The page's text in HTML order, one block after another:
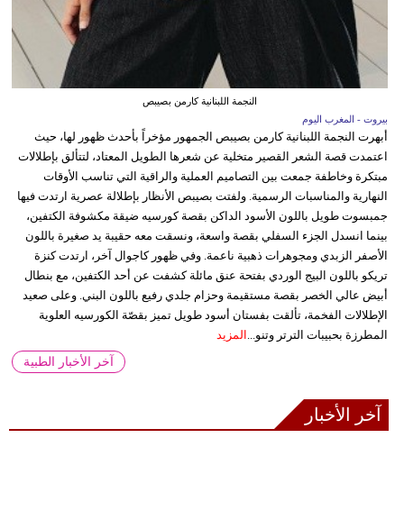
النجمة اللبنانية كارمن بصيبص
بيروت - المغرب اليوم
أبهرت النجمة اللبنانية كارمن بصيبص الجمهور مؤخراً بأحدث ظهور لها، حيث
اعتمدت قصة الشعر القصير متخلية عن شعرها الطويل المعتاد، لتتألق بإطلالات
مبتكرة وخاطفة جمعت بين التصاميم العملية والراقية التي تناسب الأوقات
النهارية والمناسبات الرسمية. ولفتت بصيبص الأنظار بإطلالة عصرية ارتدت فيها
جمبسوت طويل باللون الأسود الداكن بقصة كورسيه ضيقة مكشوفة الكتفين،
بينما انسدل الجزء السفلي بقصة واسعة، ونسقت معه حقيبة يد صغيرة باللون
الأصفر الزبدي ومجوهرات ذهبية ناعمة. وفي ظهور كاجوال آخر، ارتدت كنزة
تريكو باللون البيج الوردي بفتحة عنق مائلة كشفت عن أحد الكتفين، مع بنطال
أبيض عالي الخصر بقصة مستقيمة وحزام جلدي رفيع باللون البني. وعلى صعيد
الإطلالات الفخمة، تألقت بفستان أسود طويل تميز بقصّة الكورسيه العلوية
المطرزة بحبيبات الترتر وتنو...
المزيد
آخر الأخبار الطبية
آخر الأخبار